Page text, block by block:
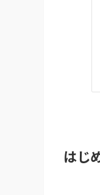
はじ